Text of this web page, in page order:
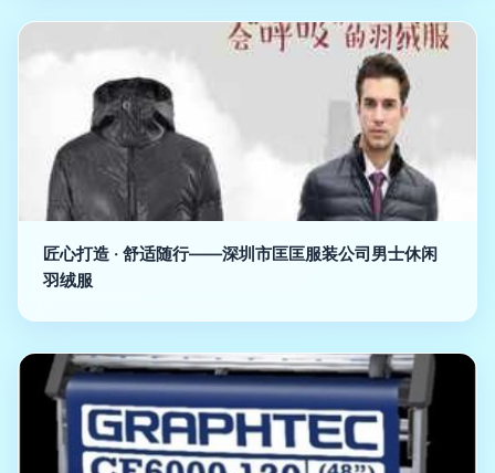
匠心打造 · 舒适随行——深圳市匡匡服装公司男士休闲
羽绒服